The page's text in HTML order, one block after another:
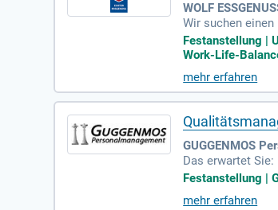
WOLF
Wir suchen
s moderner
eitposition sind
eil einer
Festanstellung |
Work-Life-
mehr erfahren
GUGGENMOS
Das erwartet
chen
Festanstellung |
mehr erfahren